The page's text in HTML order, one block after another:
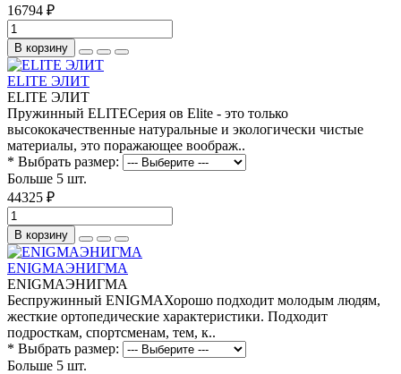
16794 ₽
В корзину
ELITE ЭЛИТ
ELITE ЭЛИТ
Пружинный ELITEСерия ов Elitе - это только
высококачественные натуральные и экологически чистые
материалы, это поражающее воображ..
* Выбрать размер:
Больше 5 шт.
44325 ₽
В корзину
ENIGMAЭНИГМА
ENIGMAЭНИГМА
Беспружинный ENIGMAХорошо подходит молодым людям,
жесткие ортопедические характеристики. Подходит
подросткам, спортсменам, тем, к..
* Выбрать размер:
Больше 5 шт.